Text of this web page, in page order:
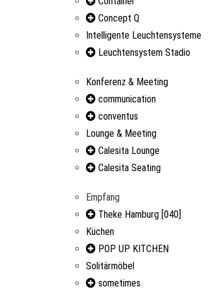
Concept Q
Intelligente Leuchtensysteme
Leuchtensystem Stadio
Konferenz & Meeting
communication
conventus
Lounge & Meeting
Calesita Lounge
Calesita Seating
Empfang
Theke Hamburg [040]
Küchen
POP UP KITCHEN
Solitärmöbel
sometimes